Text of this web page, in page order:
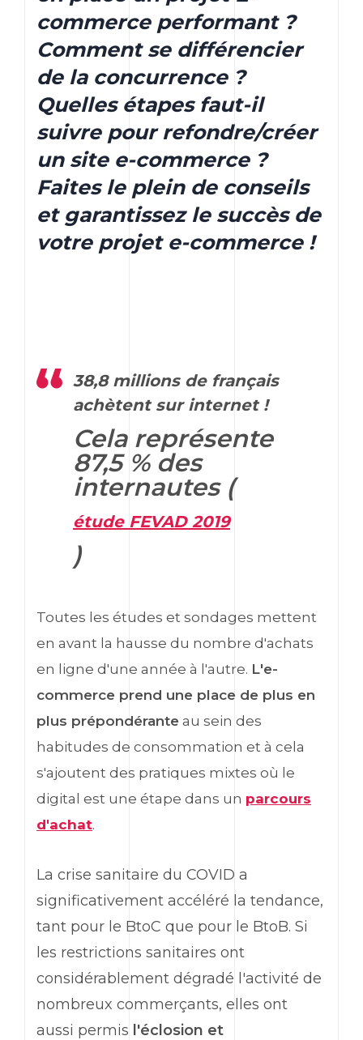
commerce performant ?
Comment se différencier
de la concurrence ?
Quelles étapes faut-il
suivre pour refondre/créer
un site e-commerce ?
Faites le plein de conseils
et garantissez le succès de
votre projet e-commerce !
38,8 millions de français
achètent sur internet !
Cela représente
87,5 % des
internautes (
étude FEVAD 2019
)
Toutes les études et sondages mettent
en avant la hausse du nombre d'achats
en ligne d'une année à l'autre. L'e-
commerce prend une place de plus en
plus prépondérante au sein des
habitudes de consommation et à cela
s'ajoutent des pratiques mixtes où le
digital est une étape dans un parcours
d'achat.
La crise sanitaire du COVID a
significativement accéléré la tendance,
tant pour le BtoC que pour le BtoB. Si
les restrictions sanitaires ont
considérablement dégradé l'activité de
nombreux commerçants, elles ont
aussi permis l'éclosion et